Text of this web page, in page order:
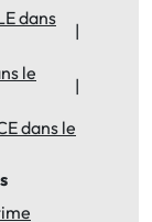
dans
le
dans le